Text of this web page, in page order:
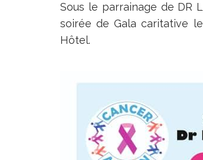
Sous le parrainage de DR
soirée de Gala caritative
Hôtel.